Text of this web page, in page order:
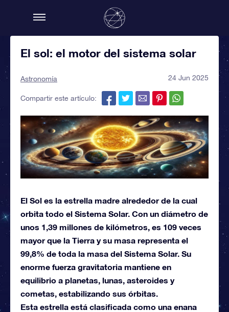
El sol: el motor del sistema solar
Astronomía 24 Jun 2025
Compartir este artículo:
El Sol es la estrella madre alrededor de la cual
orbita todo el Sistema Solar. Con un diámetro de
unos 1,39 millones de kilómetros, es 109 veces
mayor que la Tierra y su masa representa el
99,8% de toda la masa del Sistema Solar. Su
enorme fuerza gravitatoria mantiene en
equilibrio a planetas, lunas, asteroides y
cometas, estabilizando sus órbitas.
Esta estrella está clasificada como una enana